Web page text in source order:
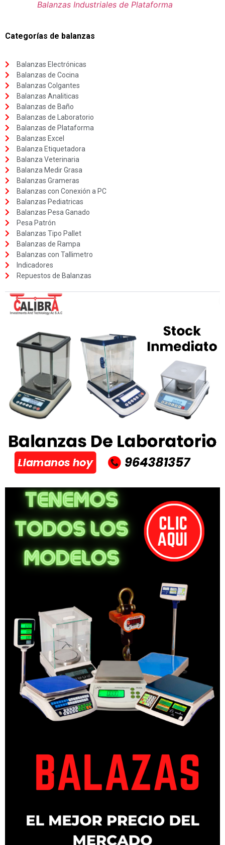
Balanzas Industriales de Plataforma
Categorías de balanzas
Balanzas Electrónicas
Balanzas de Cocina
Balanzas Colgantes
Balanzas Analiticas
Balanzas de Baño
Balanzas de Laboratorio
Balanzas de Plataforma
Balanzas Excel
Balanza Etiquetadora
Balanza Veterinaria
Balanza Medir Grasa
Balanzas Grameras
Balanzas con Conexión a PC
Balanzas Pediatricas
Balanzas Pesa Ganado
Pesa Patrón
Balanzas Tipo Pallet
Balanzas de Rampa
Balanzas con Tallimetro
Indicadores
Repuestos de Balanzas